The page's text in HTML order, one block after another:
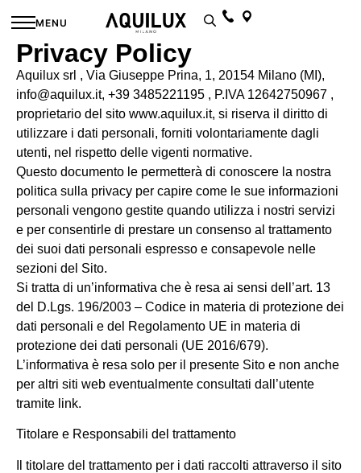
Privacy Policy
Aquilux srl , Via Giuseppe Prina, 1, 20154 Milano (MI),
info@aquilux.it, +39 3485221195 , P.IVA 12642750967 ,
proprietario del sito www.aquilux.it, si riserva il diritto di
utilizzare i dati personali, forniti volontariamente dagli
utenti, nel rispetto delle vigenti normative.
Questo documento le permetterà di conoscere la nostra
politica sulla privacy per capire come le sue informazioni
personali vengono gestite quando utilizza i nostri servizi
e per consentirle di prestare un consenso al trattamento
dei suoi dati personali espresso e consapevole nelle
sezioni del Sito.
Si tratta di un’informativa che è resa ai sensi dell’art. 13
del D.Lgs. 196/2003 – Codice in materia di protezione dei
dati personali e del Regolamento UE in materia di
protezione dei dati personali (UE 2016/679).
L’informativa è resa solo per il presente Sito e non anche
per altri siti web eventualmente consultati dall’utente
tramite link.
Titolare e Responsabili del trattamento
Il titolare del trattamento per i dati raccolti attraverso il sito
MENU